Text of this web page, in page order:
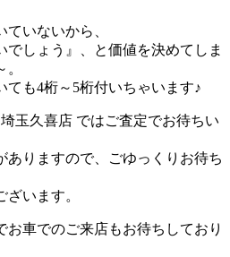
いないから、
でしょう』、と価値を決めてしま
ても4桁～5桁付いちゃいます♪
玉久喜店 ではご査定でお待ちい
ありますので、ごゆっくりお待ち
います。
お車でのご来店もお待ちしており